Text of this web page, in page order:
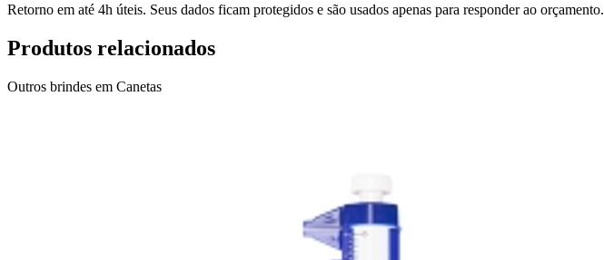
Retorno em até 4h úteis. Seus dados ficam protegidos e são usados apenas para responder ao orçamento.
Produtos relacionados
Outros brindes em Canetas